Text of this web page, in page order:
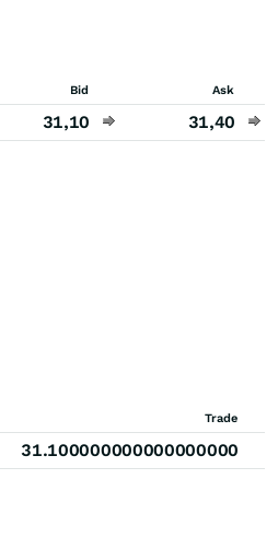
Bid Ask
31,10 31,40
Trade
31.100000000000000000